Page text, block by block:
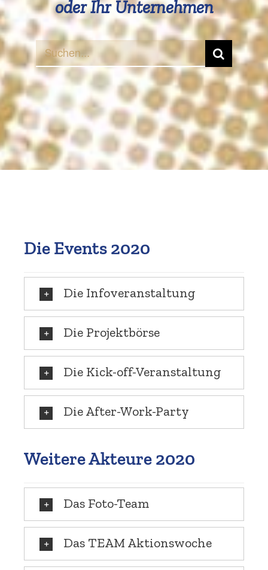
oder Ihr Unternehmen
Suche
nach:
Die Events 2020
Die Infover­an­staltung
Die Projekt­börse
Die Kick-off-Veranstaltung
Die After-Work-Party
Weitere Akteure 2020
Das Foto-Team
Das TEAM Aktionswoche